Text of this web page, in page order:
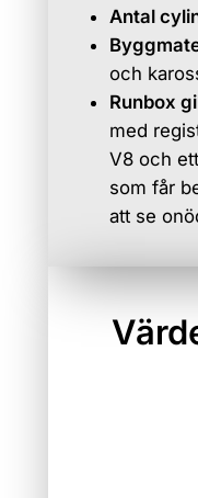
Antal
och
Runbox
med
V8 och
som får
att se